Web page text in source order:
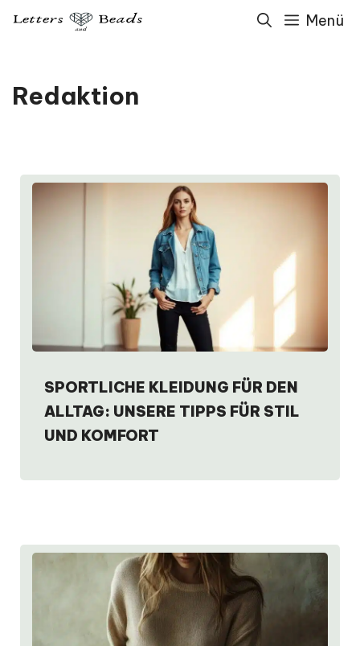
Zum
Menü
Redaktion
SPORTLICHE KLEIDUNG FÜR DEN
ALLTAG: UNSERE TIPPS FÜR STIL
UND KOMFORT